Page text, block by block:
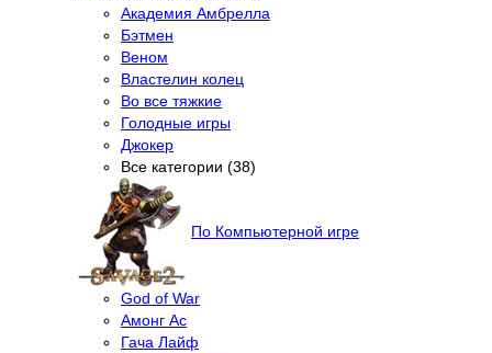
Академия Амбрелла
Бэтмен
Веном
Властелин колец
Во все тяжкие
Голодные игры
Джокер
Все категории (38)
По Компьютерной игре
God of War
Амонг Ас
Гача Лайф